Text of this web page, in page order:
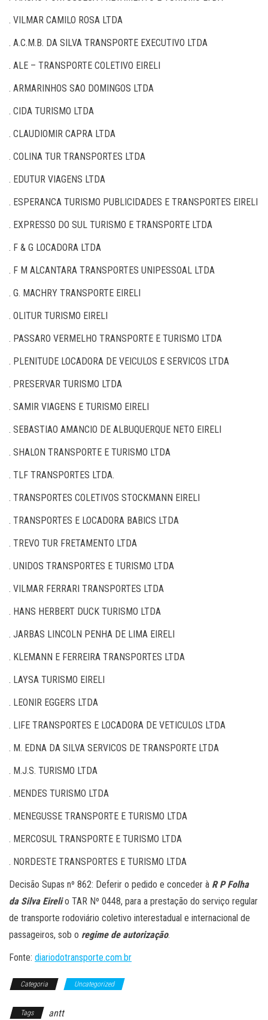
. VILMAR CAMILO ROSA LTDA
. A.C.M.B. DA SILVA TRANSPORTE EXECUTIVO LTDA
. ALE – TRANSPORTE COLETIVO EIRELI
. ARMARINHOS SAO DOMINGOS LTDA
. CIDA TURISMO LTDA
. CLAUDIOMIR CAPRA LTDA
. COLINA TUR TRANSPORTES LTDA
. EDUTUR VIAGENS LTDA
. ESPERANCA TURISMO PUBLICIDADES E TRANSPORTES EIRELI
. EXPRESSO DO SUL TURISMO E TRANSPORTE LTDA
. F & G LOCADORA LTDA
. F M ALCANTARA TRANSPORTES UNIPESSOAL LTDA
. G. MACHRY TRANSPORTE EIRELI
. OLITUR TURISMO EIRELI
. PASSARO VERMELHO TRANSPORTE E TURISMO LTDA
. PLENITUDE LOCADORA DE VEICULOS E SERVICOS LTDA
. PRESERVAR TURISMO LTDA
. SAMIR VIAGENS E TURISMO EIRELI
. SEBASTIAO AMANCIO DE ALBUQUERQUE NETO EIRELI
. SHALON TRANSPORTE E TURISMO LTDA
. TLF TRANSPORTES LTDA.
. TRANSPORTES COLETIVOS STOCKMANN EIRELI
. TRANSPORTES E LOCADORA BABICS LTDA
. TREVO TUR FRETAMENTO LTDA
. UNIDOS TRANSPORTES E TURISMO LTDA
. VILMAR FERRARI TRANSPORTES LTDA
. HANS HERBERT DUCK TURISMO LTDA
. JARBAS LINCOLN PENHA DE LIMA EIRELI
. KLEMANN E FERREIRA TRANSPORTES LTDA
. LAYSA TURISMO EIRELI
. LEONIR EGGERS LTDA
. LIFE TRANSPORTES E LOCADORA DE VETICULOS LTDA
. M. EDNA DA SILVA SERVICOS DE TRANSPORTE LTDA
. M.J.S. TURISMO LTDA
. MENDES TURISMO LTDA
. MENEGUSSE TRANSPORTE E TURISMO LTDA
. MERCOSUL TRANSPORTE E TURISMO LTDA
. NORDESTE TRANSPORTES E TURISMO LTDA
Decisão Supas nº 862: Deferir o pedido e conceder à R P Folha
da Silva Eirelio TAR Nº 0448, para a prestação do serviço regular
de transporte rodoviário coletivo interestadual e internacional de
passageiros, sob o regime de autorização.
Fonte: diariodotransporte.com.br
Categoria Uncategorized
Tags antt